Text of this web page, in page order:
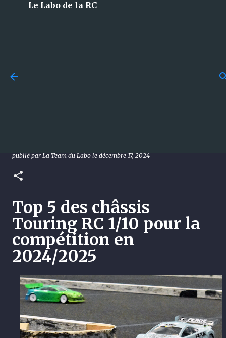
Le Labo de la RC
publié par La Team du Labo le décembre 17, 2024
Top 5 des châssis
Touring RC 1/10 pour la
compétition en
2024/2025